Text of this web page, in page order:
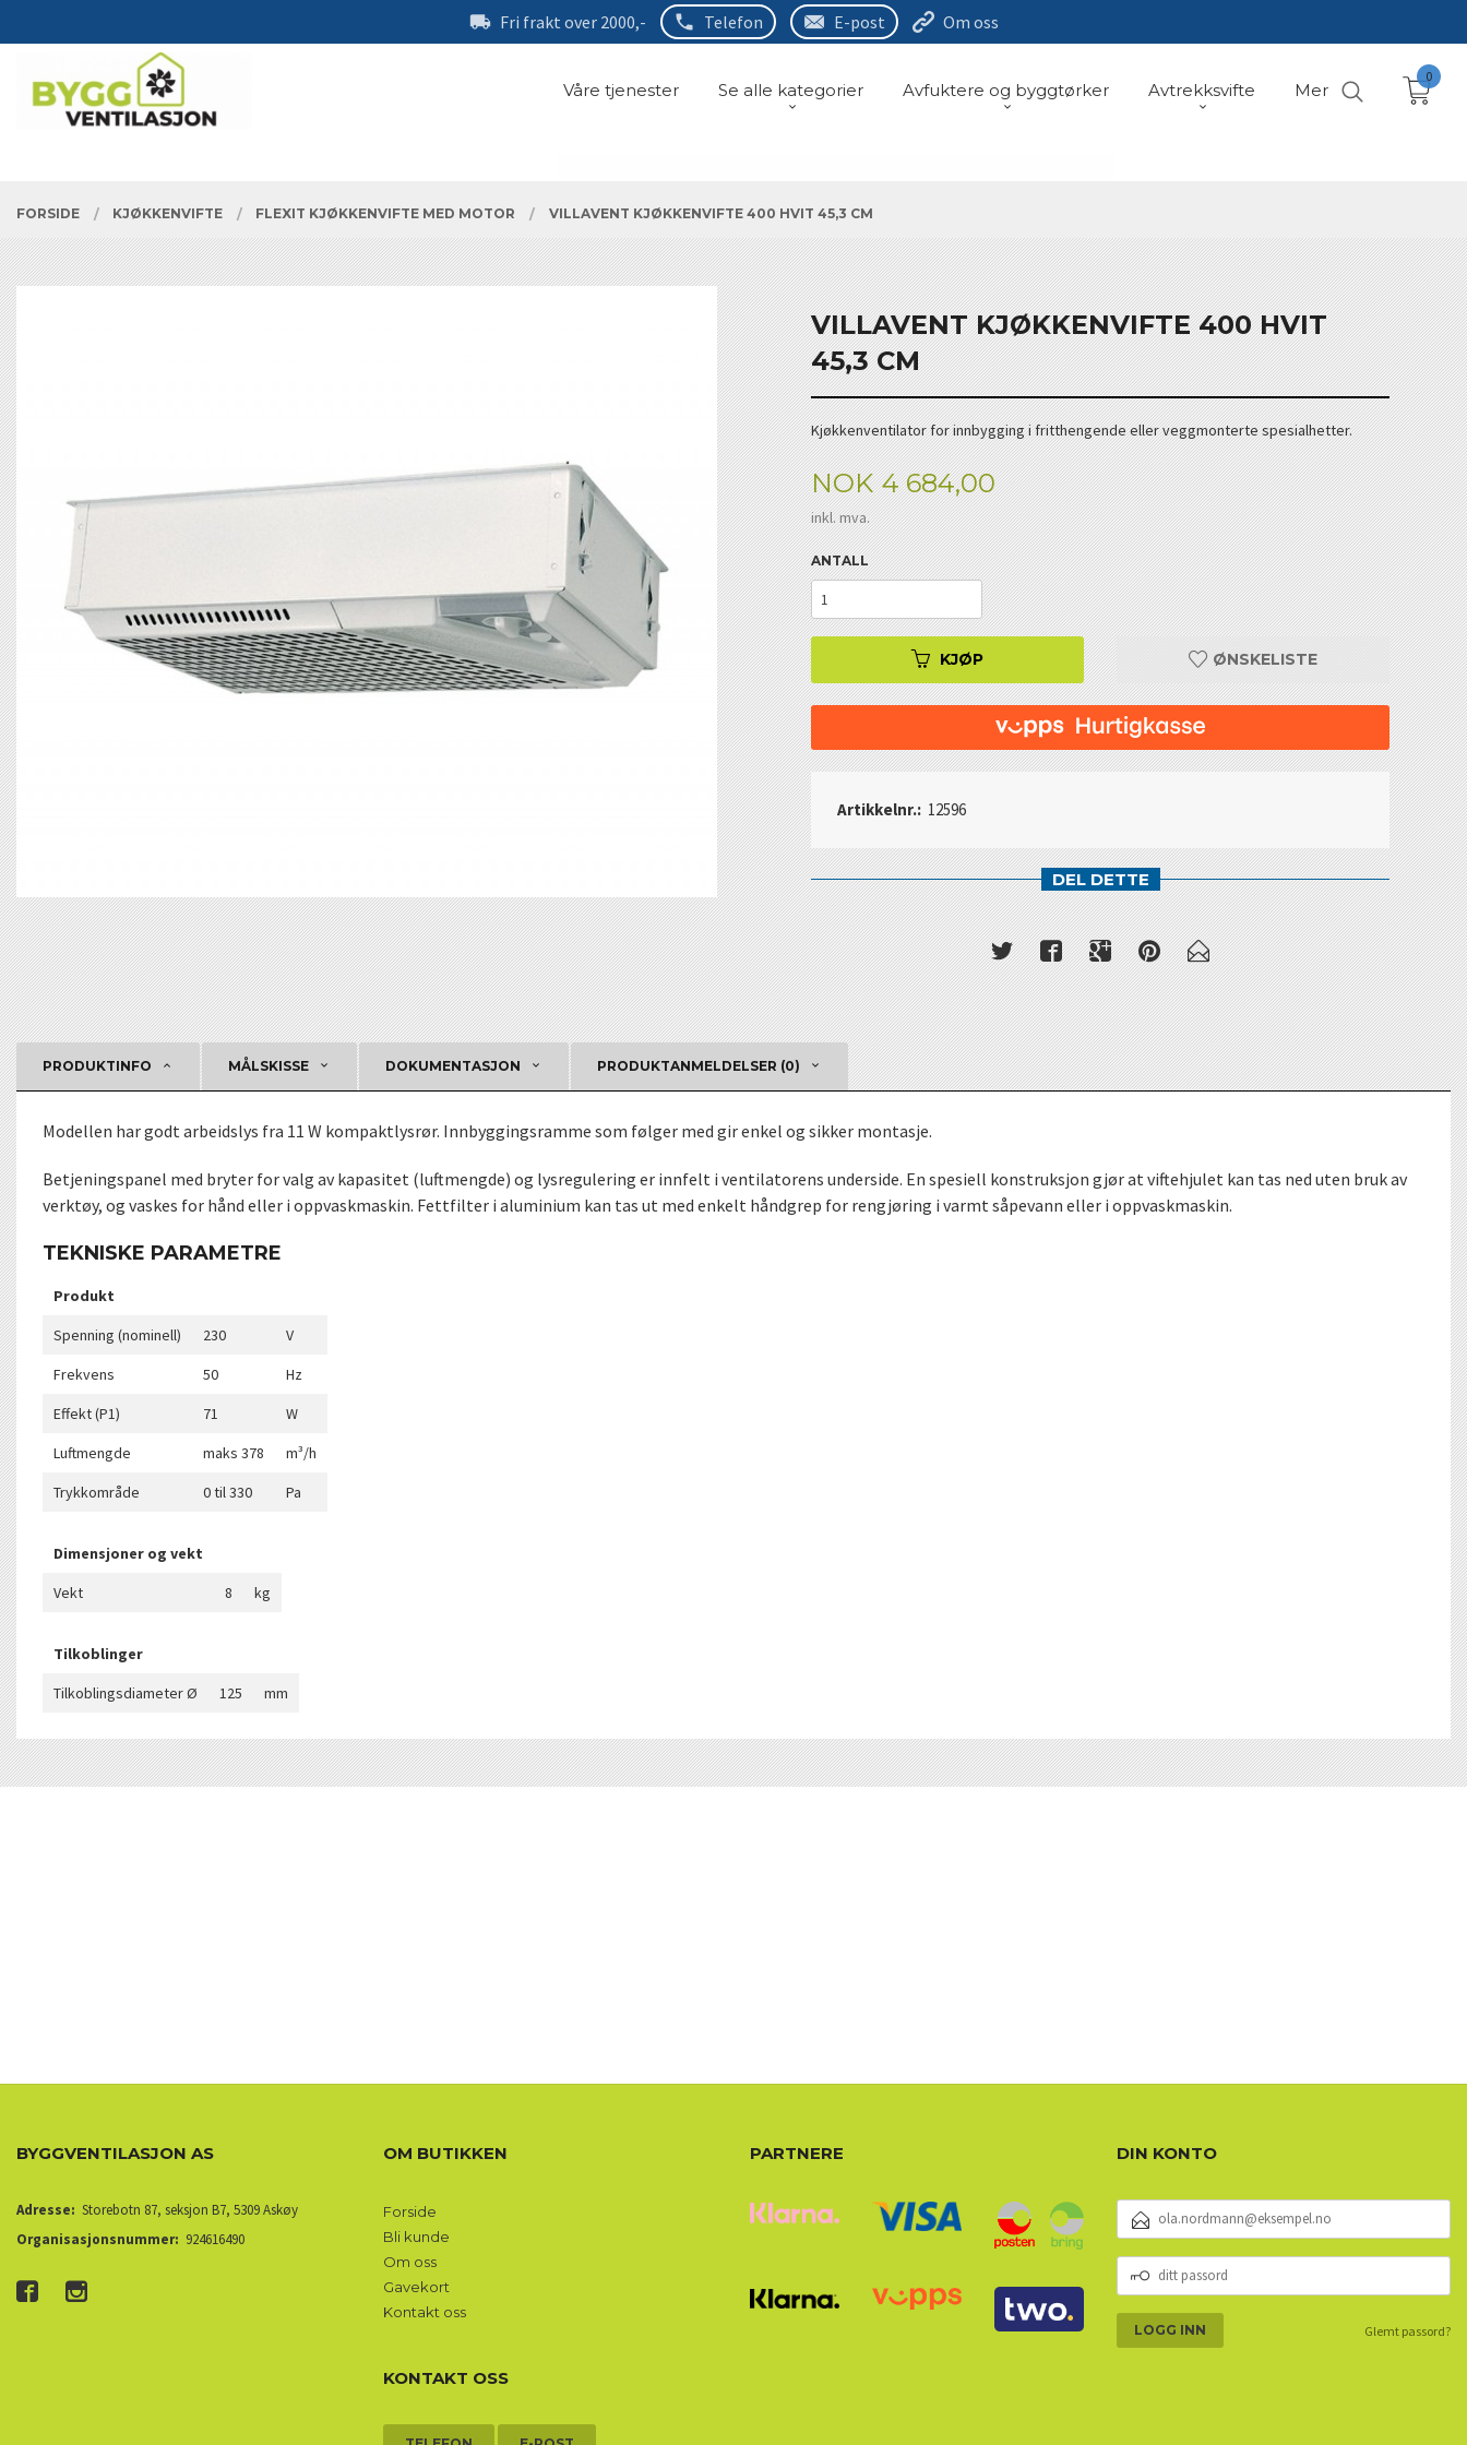
til
Fri frakt over 2000,- Telefon E-post Om oss
PRODUKTER
Våre tjenester Se alle kategorier Avfuktere og byggtørker Avtrekksvifte Mer
0
FORSIDE KJØKKENVIFTE FLEXIT KJØKKENVIFTE MED MOTOR VILLAVENT KJØKKENVIFTE 400 HVIT 45,3 CM
VILLAVENT KJØKKENVIFTE 400 HVIT
45,3 CM
Kjøkkenventilator for innbygging i fritthengende eller veggmonterte spesialhetter.
Pris
NOK 4 684,00
inkl. mva.
ANTALL
KJØP ØNSKELISTE
Artikkelnr.: 12596
DEL DETTE
PRODUKTINFO MÅLSKISSE DOKUMENTASJON PRODUKTANMELDELSER (0)
Modellen har godt arbeidslys fra 11 W kompaktlysrør. Innbyggingsramme som følger med gir enkel og sikker montasje.
Betjeningspanel med bryter for valg av kapasitet (luftmengde) og lysregulering er innfelt i ventilatorens underside. En spesiell konstruksjon gjør at viftehjulet kan tas ned uten bruk av
verktøy, og vaskes for hånd eller i oppvaskmaskin. Fettfilter i aluminium kan tas ut med enkelt håndgrep for rengjøring i varmt såpevann eller i oppvaskmaskin.
TEKNISKE PARAMETRE
Produkt
Spenning (nominell)
230
V
Frekvens
50
Hz
Effekt (P1)
71
W
Luftmengde
maks 378
m³/h
Trykkområde
0 til 330 Pa
Dimensjoner og vekt
Vekt
8 kg
Tilkoblinger
Tilkoblingsdiameter Ø
125 mm
BYGGVENTILASJON AS
Adresse: Storebotn 87, seksjon B7, 5309 Askøy
Organisasjonsnummer: 924616490
OM BUTIKKEN
Forside
Bli kunde
Om oss
Gavekort
Kontakt oss
KONTAKT OSS
PARTNERE DIN KONTO
POSTADRESSE
PASSORD
Glemt passord?